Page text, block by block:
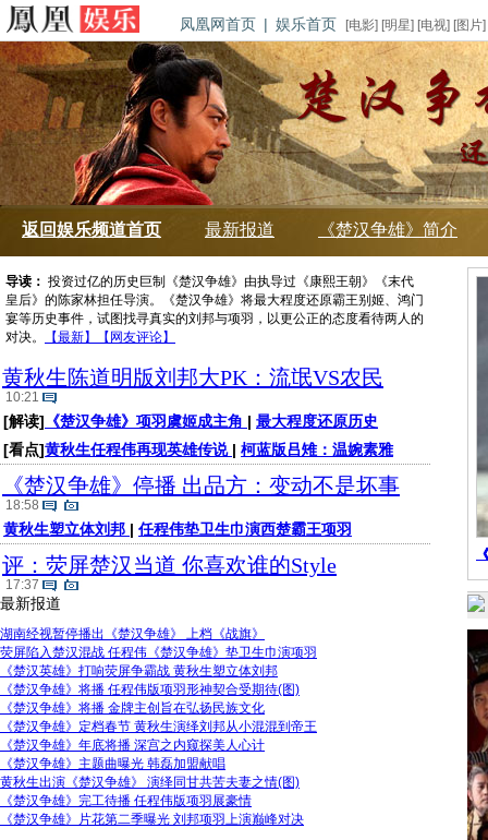
凤凰网首页 | 娱乐首页 [电影] [明星] [电视] [图片]
返回娱乐频道首页 最新报道 《楚汉争雄》简介
导读： 投资过亿的历史巨制《楚汉争雄》由执导过《康熙王朝》《末代
皇后》的陈家林担任导演。《楚汉争雄》将最大程度还原霸王别姬、鸿门
宴等历史事件，试图找寻真实的刘邦与项羽，以更公正的态度看待两人的
对决。
【最新】 【网友评论】
黄秋生陈道明版刘邦大PK：流氓VS农民
10:21
[解读] 《楚汉争雄》项羽虞姬成主角 | 最大程度还原历史
[看点]黄秋生任程伟再现英雄传说 | 柯蓝版吕雉：温婉素雅
《楚汉争雄》停播 出品方：变动不是坏事
18:58
黄秋生塑立体刘邦 | 任程伟垫卫生巾演西楚霸王项羽
评：荧屏楚汉当道 你喜欢谁的Style
17:37
最新报道
湖南经视暂停播出《楚汉争雄》 上档《战旗》
荧屏陷入楚汉混战 任程伟《楚汉争雄》垫卫生巾演项羽
《楚汉英雄》打响荧屏争霸战 黄秋生塑立体刘邦
《楚汉争雄》将播 任程伟版项羽形神契合受期待(图)
《楚汉争雄》将播 金牌主创旨在弘扬民族文化
《楚汉争雄》定档春节 黄秋生演绎刘邦从小混混到帝王
《楚汉争雄》年底将播 深宫之内窥探美人心计
《楚汉争雄》主题曲曝光 韩磊加盟献唱
黄秋生出演《楚汉争雄》 演绎同甘共苦夫妻之情(图)
《楚汉争雄》完工待播 任程伟版项羽展豪情
《楚汉争雄》片花第二季曝光 刘邦项羽上演巅峰对决